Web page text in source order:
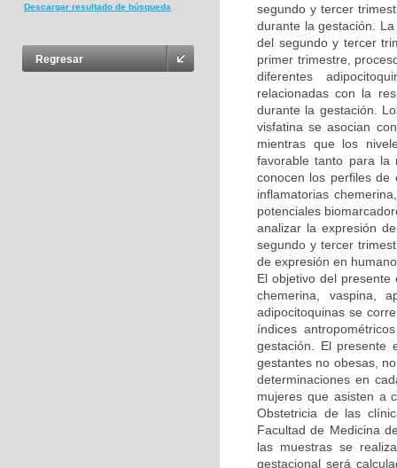
Descargar resultado de búsqueda
Regresar
segundo y tercer
durante la gestación.
del segundo y tercer
primer trimestre,
diferentes
relacionadas con la
durante la gestación.
visfatina se asocian
mientras que los
favorable tanto para la
conocen los perfiles de
inflamatorias
potenciales
analizar la expresión
segundo y tercer
de expresión en
El objetivo del
chemerina, vaspina,
adipocitoquinas se
índices
gestación. El presente
gestantes no obesas,
determinaciones en
mujeres que asisten a
Obstetricia de las
Facultad de Medicina
las muestras se
gestacional será